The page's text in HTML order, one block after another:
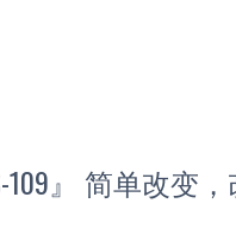
』 简单改变